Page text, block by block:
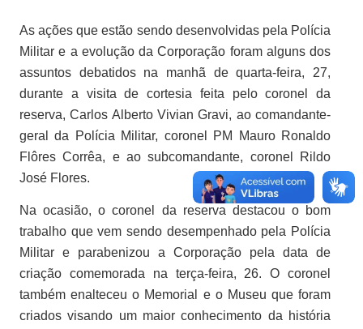
As ações que estão sendo desenvolvidas pela Polícia
Militar e a evolução da Corporação foram alguns dos
assuntos debatidos na manhã de quarta-feira, 27,
durante a visita de cortesia feita pelo coronel da
reserva, Carlos Alberto Vivian Gravi, ao comandante-
geral da Polícia Militar, coronel PM Mauro Ronaldo
Flôres Corrêa, e ao subcomandante, coronel Rildo
José Flores.
Na ocasião, o coronel da reserva destacou o bom
trabalho que vem sendo desempenhado pela Polícia
Militar e parabenizou a Corporação pela data de
criação comemorada na terça-feira, 26. O coronel
também enalteceu o Memorial e o Museu que foram
criados visando um maior conhecimento da história